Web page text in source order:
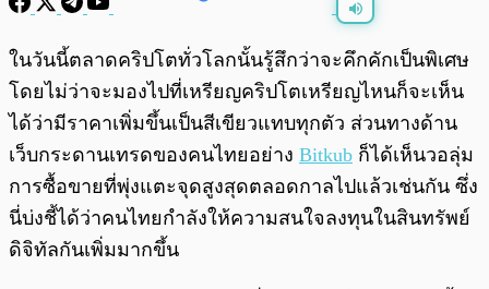
พร้อมเล่น 0:00 / 0:00
ในวันนี้ตลาดคริปโตทั่วโลกนั้นรู้สึกว่าจะคึกคักเป็นพิเศษ
โดยไม่ว่าจะมองไปที่เหรียญคริปโตเหรียญไหนก็จะเห็น
ได้ว่ามีราคาเพิ่มขึ้นเป็นสีเขียวแทบทุกตัว ส่วนทางด้าน
เว็บกระดานเทรดของคนไทยอย่าง Bitkub ก็ได้เห็นวอลุ่ม
การซื้อขายที่พุ่งแตะจุดสูงสุดตลอดกาลไปแล้วเช่นกัน ซึ่ง
นี่บ่งชี้ได้ว่าคนไทยกำลังให้ความสนใจลงทุนในสินทรัพย์
ดิจิทัลกันเพิ่มมากขึ้น